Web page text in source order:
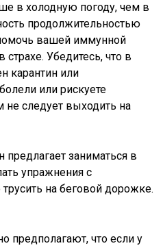
в холодную погоду, чем в
продолжительностью
вашей иммунной
Убедитесь, что в
карантин или
или рискуете
не следует выходить на
заниматься в
упражнения с
на беговой дорожке.
предполагают, что если у